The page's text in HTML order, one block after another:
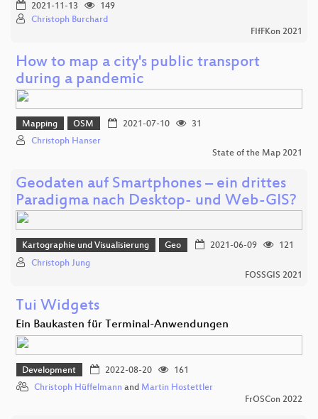
2021-11-13
149
Christoph Burchard
FIfFKon 2021
How to map a city's public transport
during a pandemic
Mapping OSM 2021-07-10
31
Christoph Hanser
State of the Map 2021
Geodaten auf Smartphones – ein drittes
Paradigma nach Desktop- und Web-GIS?
Kartographie und Visualisierung Geo 2021-06-09
121
Christoph Jung
FOSSGIS 2021
Tui Widgets
Ein Baukasten für Terminal-Anwendungen
Development 2022-08-20
161
Christoph Hüffelmann and Martin Hostettler
FrOSCon 2022